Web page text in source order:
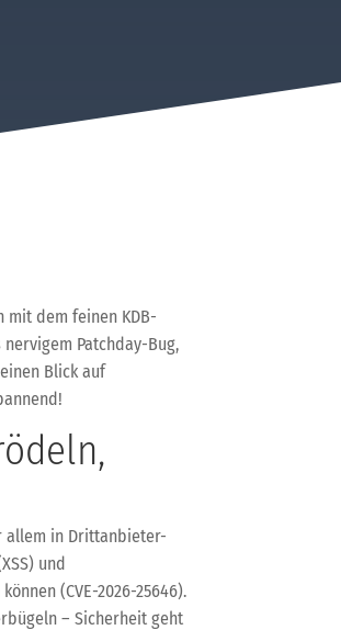
mit dem feinen KDB-
Patchday-Bug,
Blick auf
allem in Drittanbieter-
und
(CVE-2026-25646).
– Sicherheit geht